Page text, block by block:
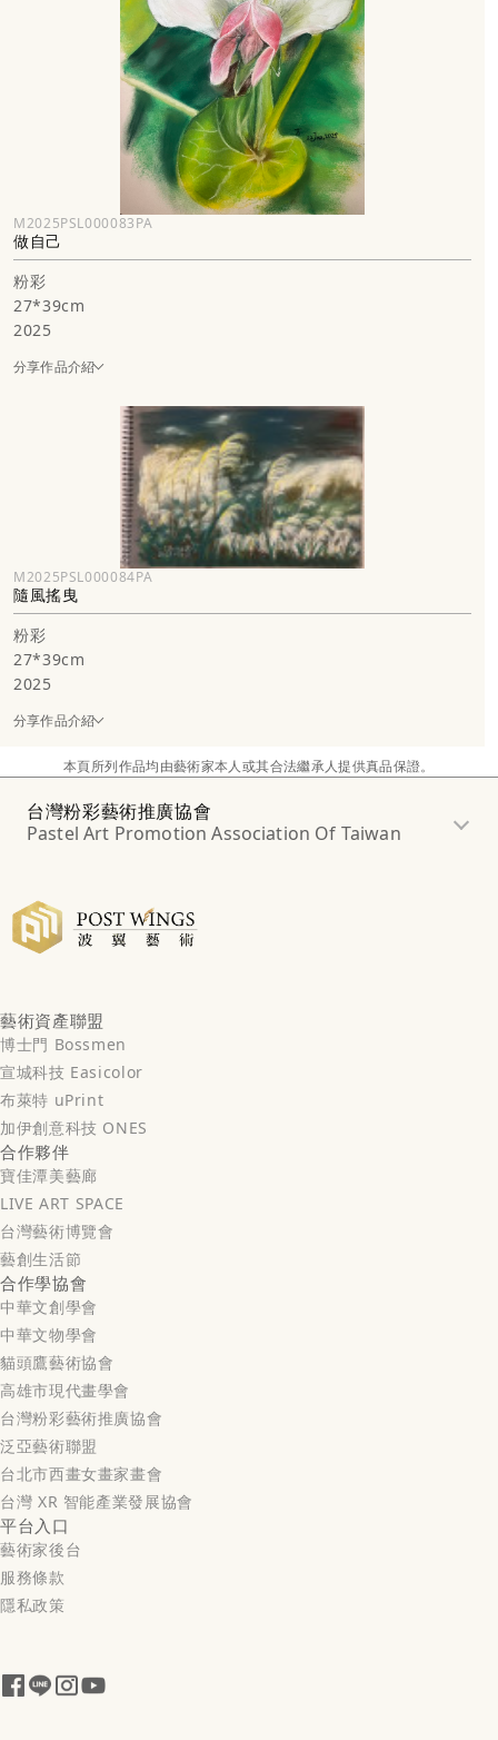
M2025PSL000083PA
做自己
粉彩
27*39cm
2025
分享作品介紹
M2025PSL000084PA
隨風搖曳
粉彩
27*39cm
2025
分享作品介紹
本頁所列作品均由藝術家本人或其合法繼承人提供真品保證。
台灣粉彩藝術推廣協會
Pastel Art Promotion Association Of Taiwan
藝術資產聯盟
博士門 Bossmen
宣城科技 Easicolor
布萊特 uPrint
加伊創意科技 ONES
合作夥伴
寶佳潭美藝廊
LIVE ART SPACE
台灣藝術博覽會
藝創生活節
合作學協會
中華文創學會
中華文物學會
貓頭鷹藝術協會
高雄市現代畫學會
台灣粉彩藝術推廣協會
泛亞藝術聯盟
台北市西畫女畫家畫會
台灣 XR 智能產業發展協會
平台入口
藝術家後台
服務條款
隱私政策